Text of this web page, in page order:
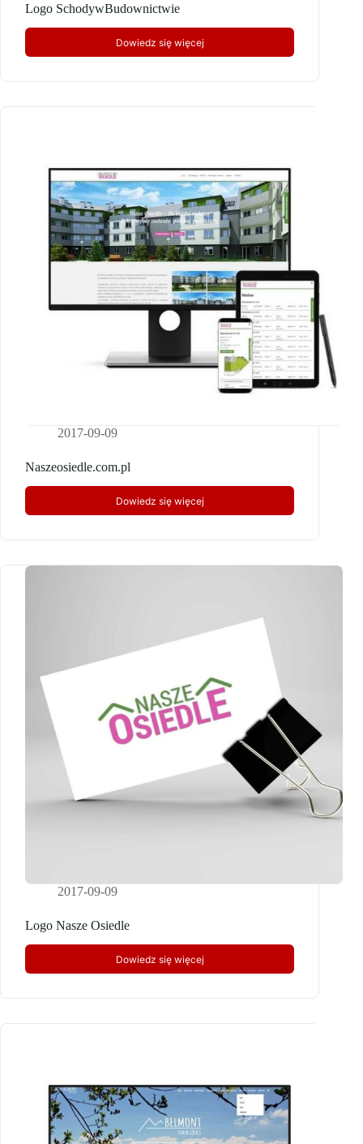
Logo SchodywBudownictwie
Dowiedz się więcej
Logo
SchodywBudownictwie
2017-09-09
Naszeosiedle.com.pl
Dowiedz się więcejNaszeosiedle.com.pl
2017-09-09
Logo Nasze Osiedle
Dowiedz się więcej
Logo
Nasze